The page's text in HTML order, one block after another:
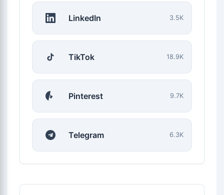
LinkedIn 3.5K
TikTok 18.9K
Pinterest 9.7K
Telegram 6.3K